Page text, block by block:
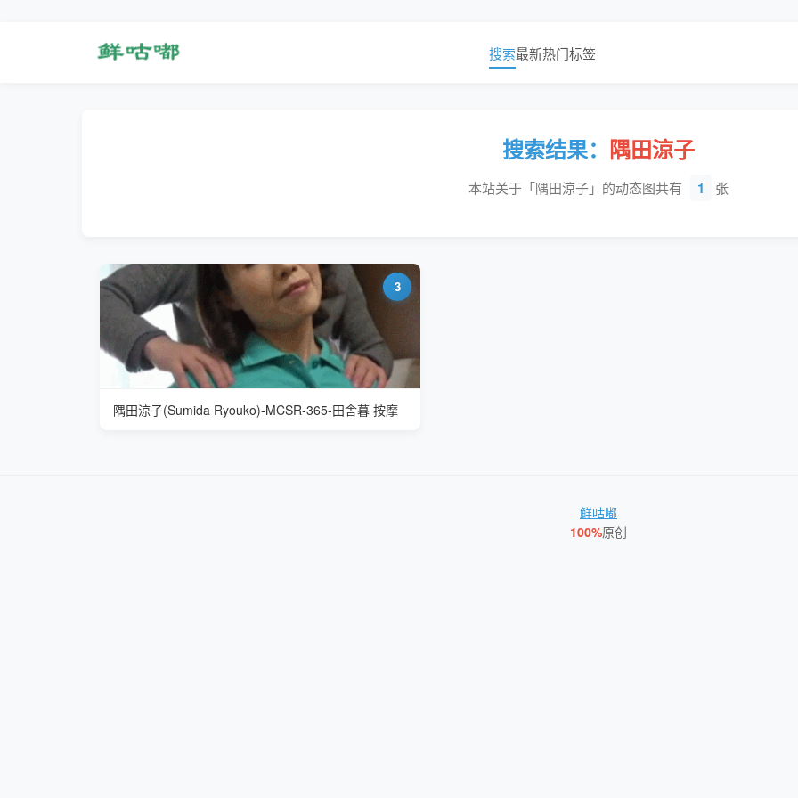
搜索最新热门标签
搜索结果： 隅田涼子
本站关于「隅田涼子」的动态图共有 1 张
3
隅田涼子(Sumida Ryouko)-MCSR-365-田舎暮 按摩
鲜咕嘟
100%原创